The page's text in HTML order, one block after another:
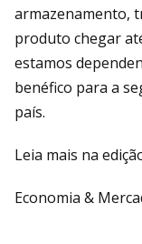
armazenamento,
produto chegar
estamos
benéfico para a
país.
Leia mais na
Economia &